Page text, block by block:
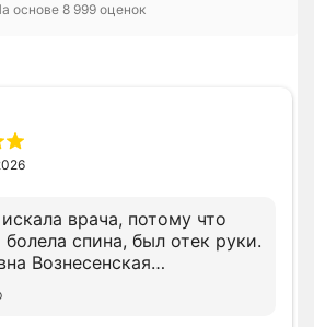
основе8 999 оценок
врача, потому что
спина, был отек руки.
Вознесенская
дела и очень
Сразу доктор назначила